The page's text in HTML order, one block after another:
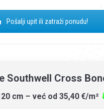
Pošalji upit ili zatraži ponudu!
Southwell Cross
cm – već od 35,40 €/m²